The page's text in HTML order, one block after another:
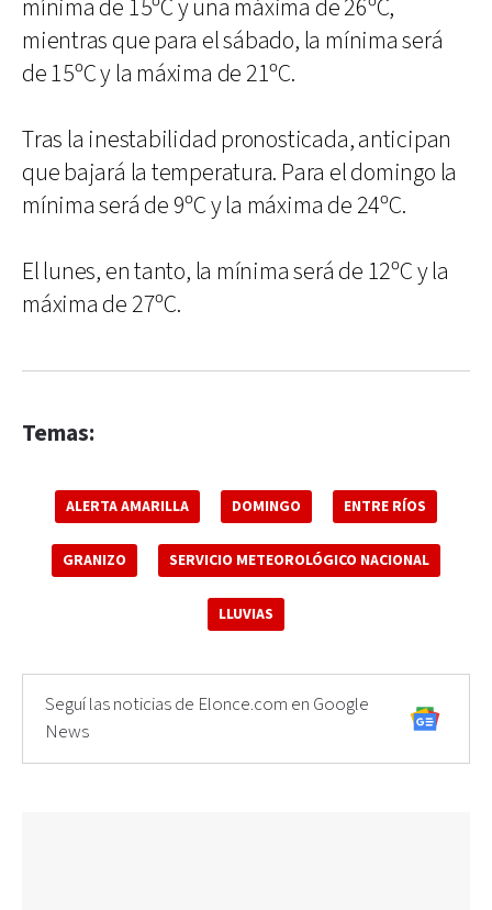
mínima de 15ºC y una máxima de 26ºC,
mientras que para el sábado, la mínima será
de 15ºC y la máxima de 21ºC.
Tras la inestabilidad pronosticada, anticipan
que bajará la temperatura. Para el domingo la
mínima será de 9ºC y la máxima de 24ºC.
El lunes, en tanto, la mínima será de 12ºC y la
máxima de 27ºC.
Temas:
ALERTA AMARILLA DOMINGO ENTRE RÍOS
GRANIZO SERVICIO METEOROLÓGICO NACIONAL
LLUVIAS
Seguí las noticias de Elonce.com en Google
News